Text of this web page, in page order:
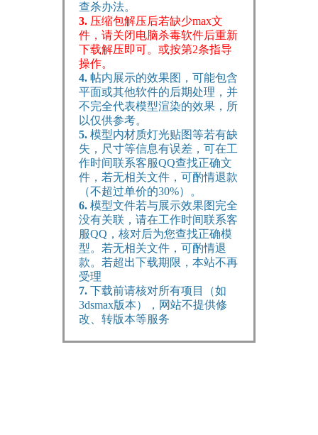
查杀办法。
3. 压缩包解压后若缺少max文
件，请关闭电脑杀毒软件后重新
下载解压即可。或按第2条指导
操作。
4. 帖内展示的效果图，可能包含
平面或其他软件的后期处理，并
不完全代表模型渲染的效果，所
以仅供参考。
5. 模型内材质灯光贴图等若有缺
失，尺寸等信息有误差，可在工
作时间联系客服QQ查找正确文
件，若无相关文件，可酌情退款
（不超过单价的30%）。
6. 模型文件若与展示效果图完全
没有关联，请在工作时间联系客
服QQ，核对后为您查找正确模
型。若无相关文件，可酌情退
款。若超出下载期限，本站不再
受理
7. 下载前请核对所有项目（如
3dsmax版本），网站不提供修
改、转版本等服务